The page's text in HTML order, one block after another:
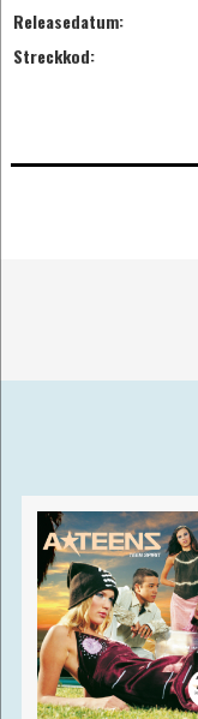
Releasedatum:
Streckkod: